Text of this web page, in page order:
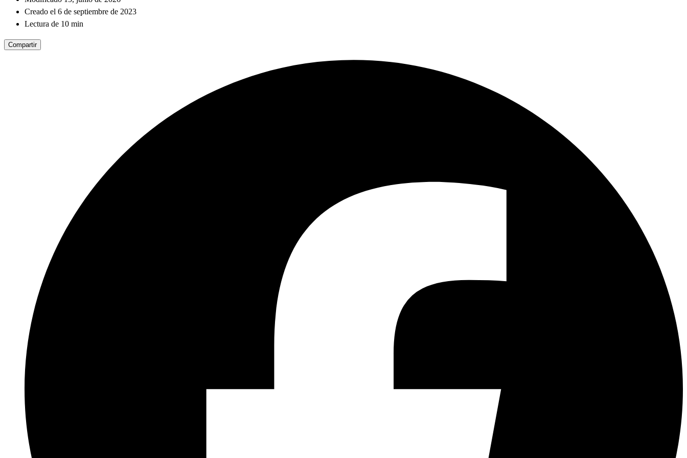
Creado el 6 de septiembre de 2023
Lectura de 10 min
Compartir